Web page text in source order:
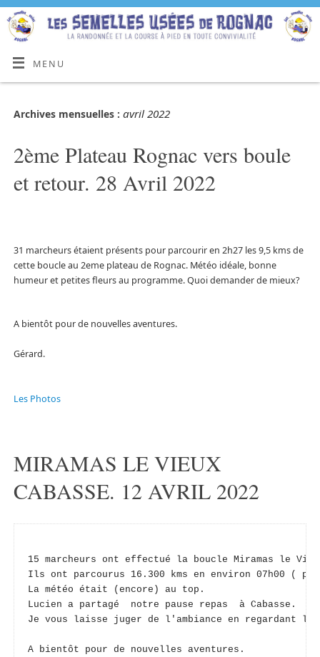
MENU
Archives mensuelles : avril 2022
2ème Plateau Rognac vers boule
et retour. 28 Avril 2022
31 marcheurs étaient présents pour parcourir en 2h27 les 9,5 kms de
cette boucle au 2eme plateau de Rognac. Météo idéale, bonne
humeur et petites fleurs au programme. Quoi demander de mieux?
A bientôt pour de nouvelles aventures.
Gérard.
Les Photos
MIRAMAS LE VIEUX
CABASSE. 12 AVRIL 2022
15 marcheurs ont effectué la boucle Miramas le
Ils ont parcourus 16.300 kms en environ 07h00 (
La météo était (encore) au top.
Lucien a partagé  notre pause repas  à Cabasse.
Je vous laisse juger de l'ambiance en regardant